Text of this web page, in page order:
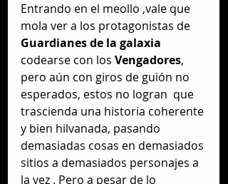
Entrando en el meollo ,vale que
mola ver a los protagonistas de
Guardianes de la galaxia
codearse con los Vengadores,
pero aún con giros de guión no
esperados, estos no logran  que
trascienda una historia coherente
y bien hilvanada, pasando
demasiadas cosas en demasiados
sitios a demasiados personajes a
la vez . Pero a pesar de lo